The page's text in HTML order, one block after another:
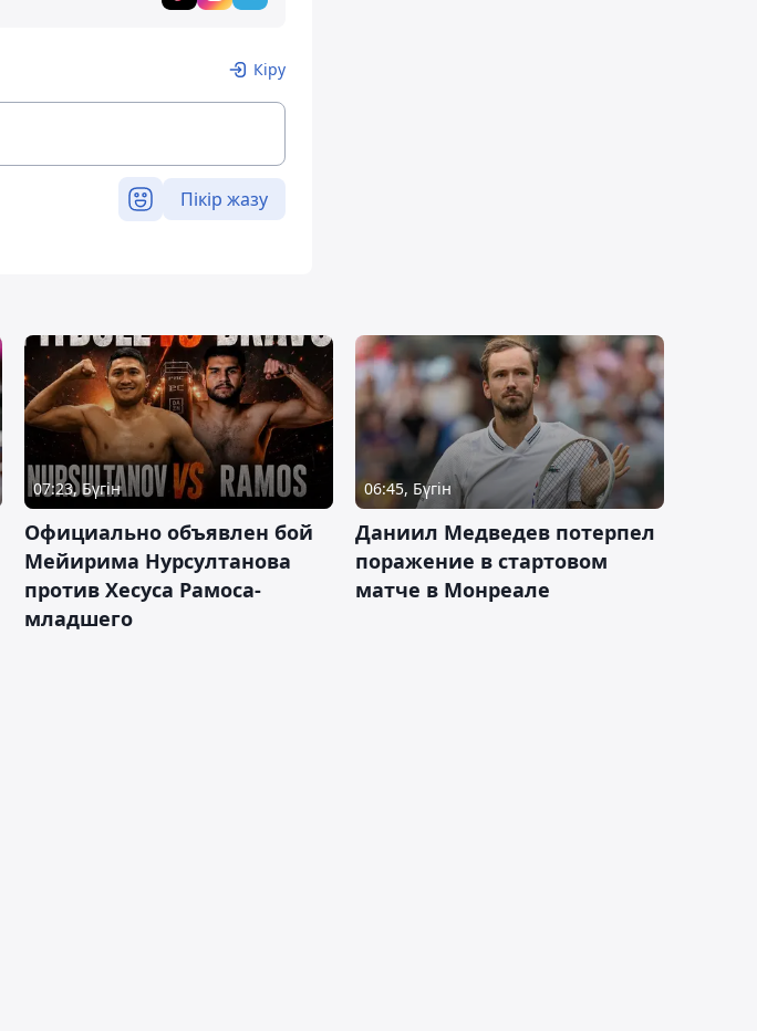
Кіру
Пікір жазу
07:23, Бүгін
Официально объявлен бой
Мейирима Нурсултанова
против Хесуса Рамоса-
младшего
06:45, Бүгін
Даниил Медведев потерпел
поражение в стартовом
матче в Монреале